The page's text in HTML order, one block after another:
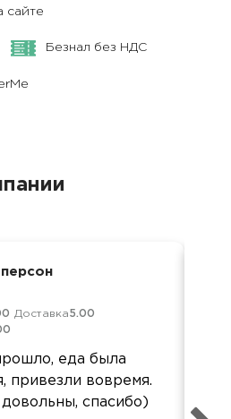
сайте
Безнал без НДС
Доставка5.00
еда была
привезли вовремя.
спасибо)